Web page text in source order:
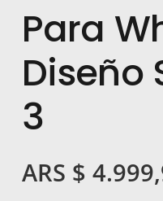
Para
Diseño
3
ARS $